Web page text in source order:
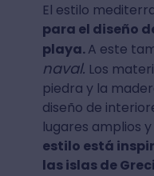
El estilo
para el diseño
playa.A este
naval. Los
piedra y la
diseño de
lugares amplios
estilo está
las islas de